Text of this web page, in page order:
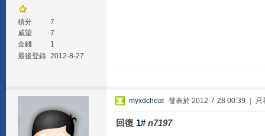
積分
7
威望
7
金錢
1
最後登錄 2012-8-27
myxdcheat 發表於 2012-7-28 00:39 只
回復 1# n7197